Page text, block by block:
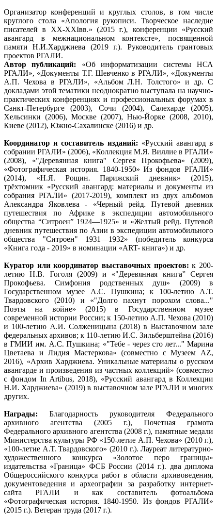
Организатор конференций и круглых столов, в том числе
круглого стола «Апология рукописи. Творческое наследие
писателей в XX-XXIвв.» (2015 г.), конференции «Русский
авангард в межнациональном контексте», посвященной
памяти Н.И.Харджиева (2019 г.). Руководитель грантовых
проектов РГАЛИ.
Автор публикаций: «Об информатизации системы НСА
РГАЛИ», «Документы Т.Г. Шевченко в РГАЛИ», «Документы
А.П. Чехова в РГАЛИ», «Альбом Л.Н. Толстого» и др. С
докладами этой тематики неоднократно выступала на научно-
практических конференциях и профессиональных форумах в
Санкт-Петербурге (2003), Сочи (2004), Салехарде (2005),
Хельсинки (2006), Москве (2007), Нью-Йорке (2008, 2010),
Киеве (2012), Южно-Сахалинске (2016) и др.
Координатор и составитель изданий: «Русский авангард в
собрании РГАЛИ» (2006), «Коллекция М.Я. Виллие в РГАЛИ»
(2008), «"Деревянная книга" Сергея Прокофьева» (2009),
«Фотографическая история. 1840-1950» Из фондов РГАЛИ»
(2014), «Н.Я. Рощин. Парижский дневник» (2015),
трёхтомник «Русский авангард: материалы и документы из
собрания РГАЛИ» (2017-2019), комплект из двух альбомов
Александра Яковлева - «Черный рейд. Путевой дневник
путешествия по Африке в экспедиции автомобильного
общества “Ситроен” 1924—1925» и «Желтый рейд. Путевой
дневник путешествия по Азии в экспедиции автомобильного
общества "Ситроен" 1931—1932» (победитель конкурса
«Книга года - 2019» в номинации «ART- книга») и др.
Куратор или координатор выставочных проектов: к 200-
летию Н.В. Гоголя (2009) и «"Деревянная книга” Сергея
Прокофьева. Симфония родственных душ» (2009) в
Государственном музее А.С. Пушкина; к 100-летию А.Т.
Твардовского (2010) и «"Долго пахнут порохом слова..."
Поэты на войне» (2015) в Государственном музее
современной истории России; к 150-летию А.П. Чехова (2010)
и 100-летию А.И. Солженицына (2018) в Выставочном зале
федеральных архивов; к 110-летию И.С. Зильберштейна (2016)
в ГМИИ им. А.С. Пушкина; «"Тебе - через сто лет..." Марина
Цветаева и Лидия Мастеркова» (совместно с Музеем AZ,
2016), «Архив Харджиева. Уникальные материалы о русском
авангарде и произведения из частных коллекций» (совместно
с фондом In Artibus, 2018), «Русский авангард в Коллекции
Н.И. Харджиева» (2019) в выставочном зале РГАЛИ и многих
других.
Награды: Благодарность руководителя Федерального
архивного агентства (2005 г.), Почетная грамота
Федерального архивного агентства (2008 г.), памятные медали
Министерства культуры РФ «150-летие А.П. Чехова» (2010 г.),
«100-летие А.Т. Твардовского» (2010 г.). Лауреат литературно-
художественного конкурса «Золотое перо границы»
издательства «Граница» ФСБ России (2014 г.). два диплома
Общероссийского конкурса работ в области архивоведения,
документоведения и археографии за разработку интернет-
сайта РГАЛИ и как составитель фотоальбома
«Фотографическая история. 1840-1950. Из фондов РГАЛИ»
(2015 г.). Ветеран труда (2017 г.).